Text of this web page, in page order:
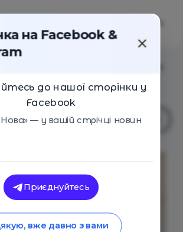
на Facebook &
до нашої сторінки у
Facebook
— у вашій стрічці новин
Приєднуйтесь
вже давно з вами